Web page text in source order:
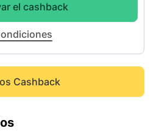
el cashback
Cashback